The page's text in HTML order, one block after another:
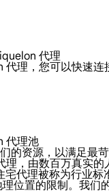
代理
理，您可以快速
代理池
的资源，以满足最
，由数百万真实的
宅代理被称为行业
位置的限制。我